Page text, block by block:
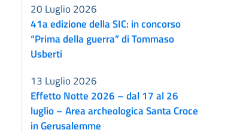
41a edizione della SIC: in concorso
“Prima della guerra” di Tommaso
Usberti
20 Luglio 2026
Effetto Notte 2026 – dal 17 al 26
luglio – Area archeologica Santa Croce
in Gerusalemme
13 Luglio 2026